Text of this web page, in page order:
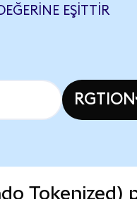
EŞITTIR
RGTION
Tokenized)